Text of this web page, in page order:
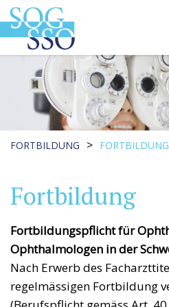
FORTBILDUNG > FORTBILDUNG
Fortbildung
Fortbildungspflicht für
Ophthalmologen in der
Nach Erwerb des
regelmässigen Fortbildung